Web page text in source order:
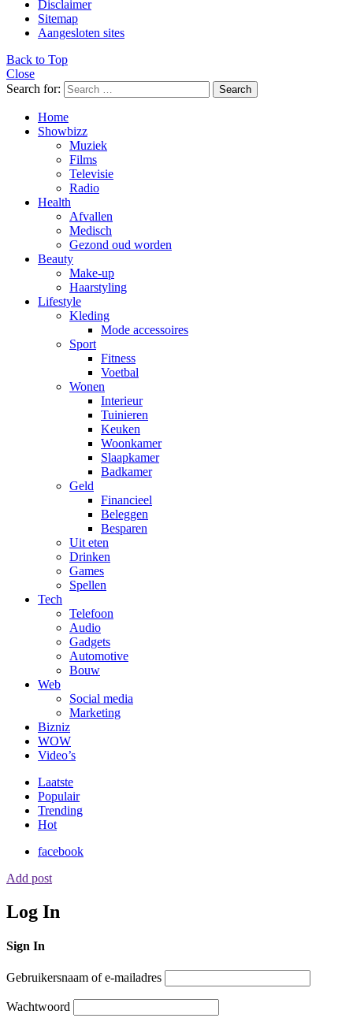
Disclaimer
Sitemap
Aangesloten sites
Back to Top
Close
Search for:
Search
Home
Showbizz
Muziek
Films
Televisie
Radio
Health
Afvallen
Medisch
Gezond oud worden
Beauty
Make-up
Haarstyling
Lifestyle
Kleding
Mode accessoires
Sport
Fitness
Voetbal
Wonen
Interieur
Tuinieren
Keuken
Woonkamer
Slaapkamer
Badkamer
Geld
Financieel
Beleggen
Besparen
Uit eten
Drinken
Games
Spellen
Tech
Telefoon
Audio
Gadgets
Automotive
Bouw
Web
Social media
Marketing
Bizniz
WOW
Video’s
Laatste
Populair
Trending
Hot
facebook
Add post
Log In
Sign In
Gebruikersnaam of e-mailadres
Wachtwoord